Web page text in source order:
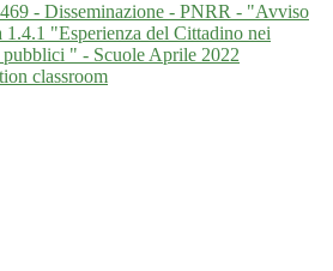
- Disseminazione - PNRR - "Avviso
1.4.1 "Esperienza del Cittadino nei
pubblici " - Scuole Aprile 2022
classroom